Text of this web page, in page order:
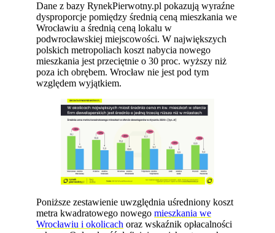
Dane z bazy RynekPierwotny.pl pokazują wyraźne
dysproporcje pomiędzy średnią ceną mieszkania we
Wrocławiu a średnią ceną lokalu w
podwrocławskiej miejscowości. W największych
polskich metropoliach koszt nabycia nowego
mieszkania jest przeciętnie o 30 proc. wyższy niż
poza ich obrębem. Wrocław nie jest pod tym
względem wyjątkiem.
Poniższe zestawienie uwzględnia uśredniony koszt
metra kwadratowego nowegomieszkania we
Wrocławiu i okolicach oraz wskaźnik opłacalności